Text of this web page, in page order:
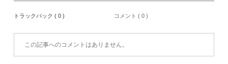
トラックバック ( 0 ) コメント ( 0 )
この記事へのコメントはありません。